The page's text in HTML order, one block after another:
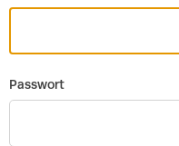
Passwort